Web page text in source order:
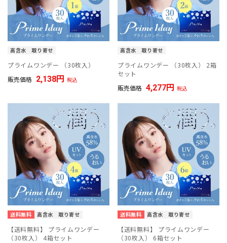
高含水 取り寄せ
プライムワンデー （30枚入）
販売価格 2,138 税込
高含水 取り寄せ
プライムワンデー （30枚入） 2箱
セット
販売価格 4,277 税込
送料無料 高含水 取り寄せ
【送料無料】 プライムワンデー
（30枚入） 4箱セット
送料無料 高含水 取り寄せ
【送料無料】 プライムワンデー
（30枚入） 6箱セット